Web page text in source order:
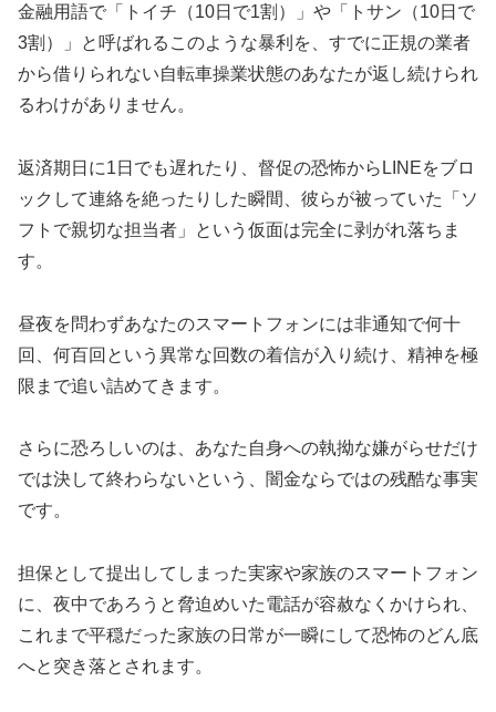
金融用語で「トイチ（10日で1割）」や「トサン（10日で
3割）」と呼ばれるこのような暴利を、すでに正規の業者
から借りられない自転車操業状態のあなたが返し続けられ
るわけがありません。
返済期日に1日でも遅れたり、督促の恐怖からLINEをブロ
ックして連絡を絶ったりした瞬間、彼らが被っていた「ソ
フトで親切な担当者」という仮面は完全に剥がれ落ちま
す。
昼夜を問わずあなたのスマートフォンには非通知で何十
回、何百回という異常な回数の着信が入り続け、精神を極
限まで追い詰めてきます。
さらに恐ろしいのは、あなた自身への執拗な嫌がらせだけ
では決して終わらないという、闇金ならではの残酷な事実
です。
担保として提出してしまった実家や家族のスマートフォン
に、夜中であろうと脅迫めいた電話が容赦なくかけられ、
これまで平穏だった家族の日常が一瞬にして恐怖のどん底
へと突き落とされます。